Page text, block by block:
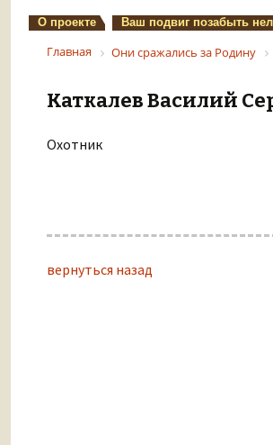
О проекте Ваш подвиг позабыть
Главная Они сражались за Родину
Каткалев Василий
Охотник
вернуться назад